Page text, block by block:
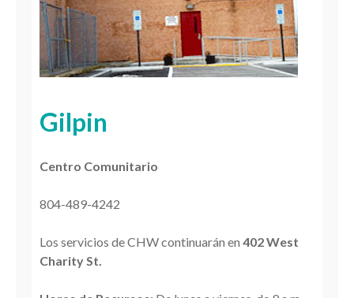
Gilpin
Centro Comunitario
804-489-4242
Los servicios de CHW continuarán en 402 West
Charity St.